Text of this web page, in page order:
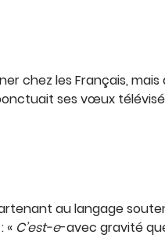
chez les Français, mais
ses vœux
au langage
« C’est-e-avec gravité